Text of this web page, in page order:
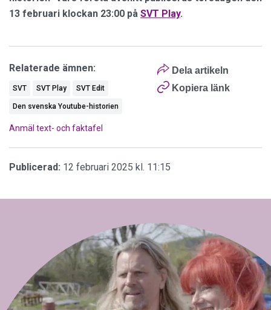
13 februari klockan 23:00 på SVT Play.
Dela artikeln
Kopiera länk
Relaterade ämnen:
SVT SVT Play SVT Edit
Den svenska Youtube-historien
Anmäl text- och faktafel
Publicerad: 12 februari 2025 kl. 11:15